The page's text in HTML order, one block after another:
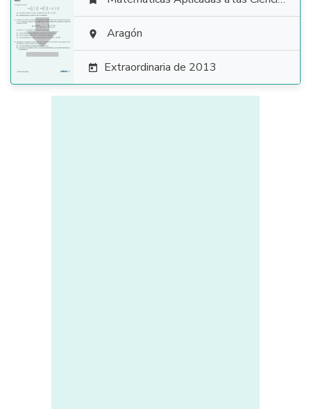
  Aragón
 Extraordinaria de 2013